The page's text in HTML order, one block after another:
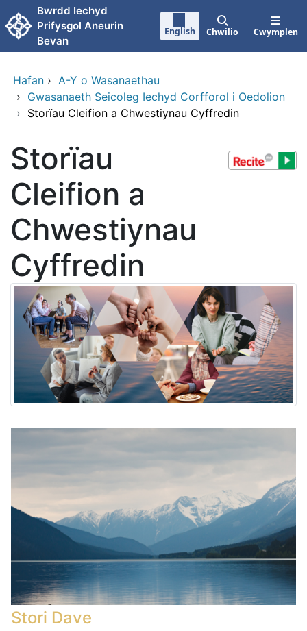
Neidio i'r prif gynnwy
Bwrdd Iechyd
Prifysgol Aneurin
Bevan
English Chwilio Cwymplen
Hafan › A-Y o Wasanaethau
› Gwasanaeth Seicoleg Iechyd Corfforol i Oedolion
› Storïau Cleifion a Chwestiynau Cyffredin
Storïau
Cleifion a
Chwestiynau
Cyffredin
Stori Dave